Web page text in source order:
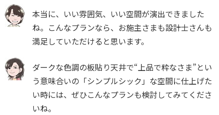
本当に、いい雰囲気、いい空間が演出できました
ね。こんなプランなら、お施主さまも設計士さんも
満足していただけると思います。
ダークな色調の板貼り天井で“上品で粋なさま”とい
う意味合いの「シンプルシック」な空間に仕上げた
い時には、ぜひこんなプランも検討してみてくださ
いね。